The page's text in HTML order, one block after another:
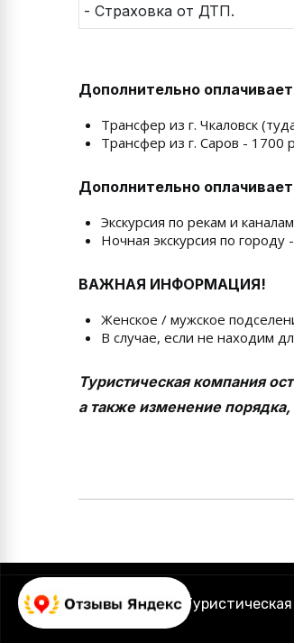
- Страховка от ДТП.
Дополнительно
Трансфер из г. Чкаловск
Трансфер из г. Саров - 1700
Дополнительно
Экскурсия по рекам и
Ночная экскурсия по
ВАЖНАЯ ИНФОРМАЦИЯ!
Женское / мужское
В случае, если не находим
Туристическая компания
а также изменение
© 2004 - 2026